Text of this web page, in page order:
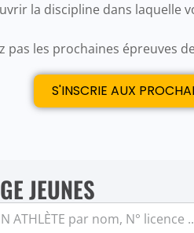
la discipline dans laquelle
pas les prochaines épreuves
S'INSCRIE AUX
JEUNES